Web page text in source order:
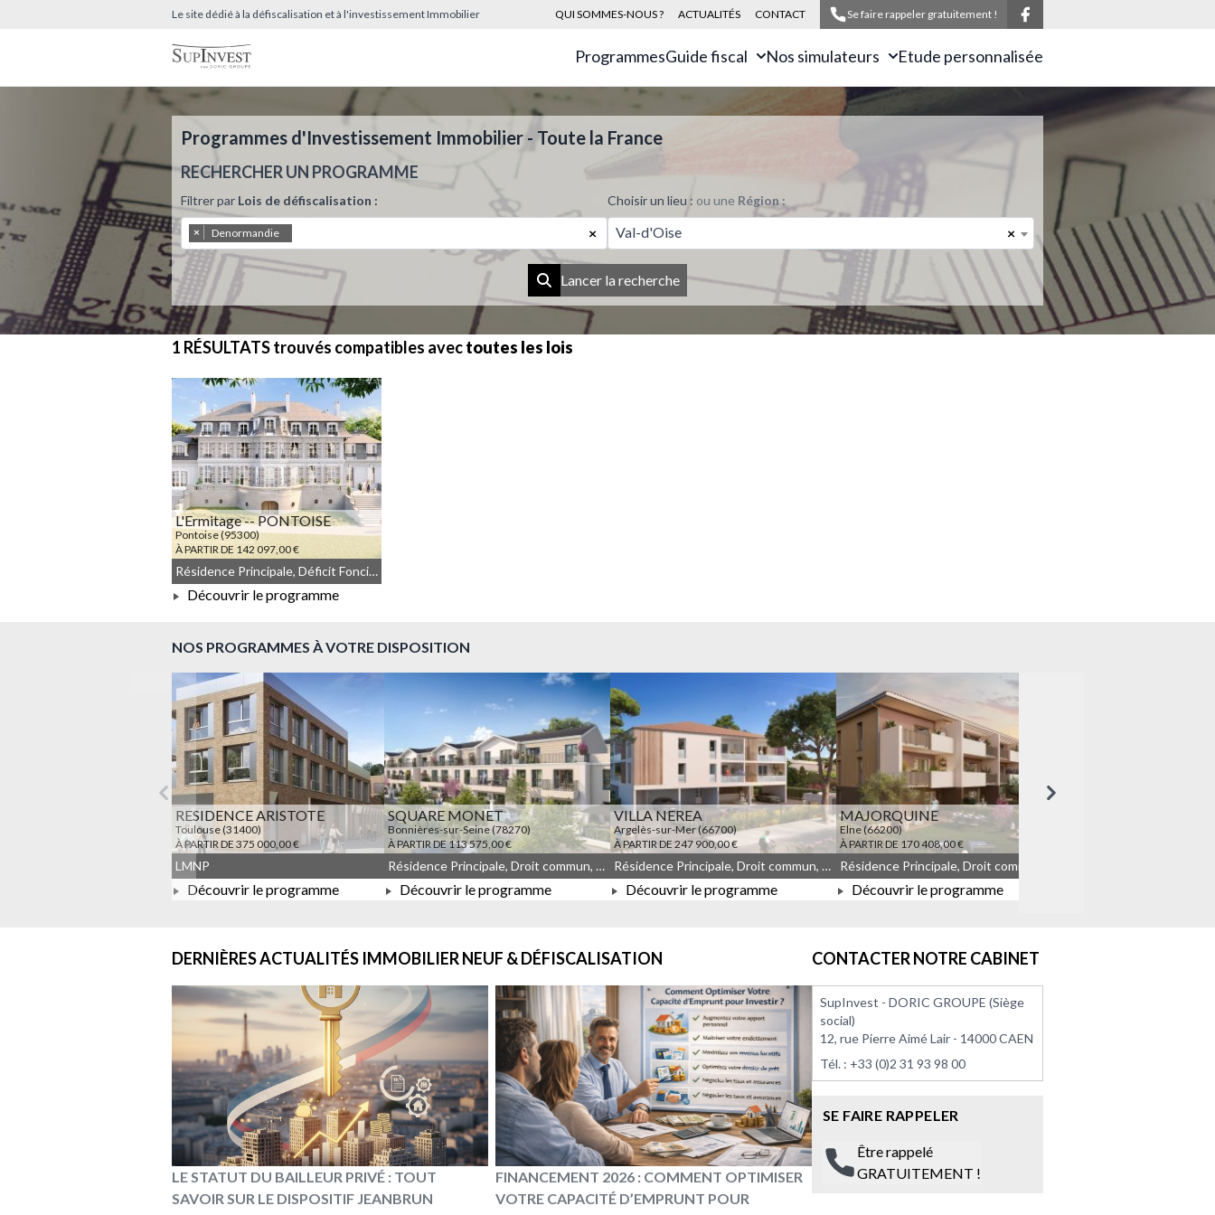
Le site dédié à la défiscalisation et à l'investissement Immobilier QUI SOMMES-NOUS ? ACTUALITÉS CONTACT Se faire rappeler gratuitement !
ProgrammesGuide fiscal Nos simulateurs Etude personnalisée
Programmes d'Investissement Immobilier - Toute la France
RECHERCHER UN PROGRAMME
Filtrer par Lois de défiscalisation :
×
× Denormandie
Choisir un lieu : ou une Région :
×
Val-d'Oise
Lancer la recherche
1 RÉSULTATStrouvés compatibles avectoutes les lois
L'Ermitage -- PONTOISE
Pontoise (95300)
À PARTIR DE 142 097,00 €
À PARTIR DE 142 097,00 €
Résidence Principale, Déficit Foncier, Droit commun, Meublé non géré, Denormandie
Découvrir le programme
NOS PROGRAMMES À VOTRE DISPOSITION
Précédent Suivant
RESIDENCE ARISTOTE
Toulouse (31400)
À PARTIR DE 375 000,00 €
À PARTIR DE 375 000,00 €
LMNP
Découvrir le programme
SQUARE MONET
Bonnières-sur-Seine (78270)
À PARTIR DE 113 575,00 €
À PARTIR DE 113 575,00 €
Résidence Principale, Droit commun, Meublé non géré, JEANBRUN, LLI, LLI_JEANBRUN
Découvrir le programme
VILLA NEREA
Argelès-sur-Mer (66700)
À PARTIR DE 247 900,00 €
À PARTIR DE 247 900,00 €
Résidence Principale, Droit commun, Meublé non géré, JEANBRUN
Découvrir le programme
MAJORQUINE
Elne (66200)
À PARTIR DE 170 408,00 €
À PARTIR DE 170 408,00 €
Découvrir le programme
DERNIÈRES ACTUALITÉS IMMOBILIER NEUF & DÉFISCALISATION
LE STATUT DU BAILLEUR PRIVÉ : TOUT
SAVOIR SUR LE DISPOSITIF JEANBRUN
FINANCEMENT 2026 : COMMENT OPTIMISER
VOTRE CAPACITÉ D’EMPRUNT POUR
CONTACTER NOTRE CABINET
SupInvest - DORIC GROUPE (Siège
social)
12, rue Pierre Aimé Lair - 14000 CAEN
Tél. : +33 (0)2 31 93 98 00
SE FAIRE RAPPELER
Être rappelé
GRATUITEMENT !